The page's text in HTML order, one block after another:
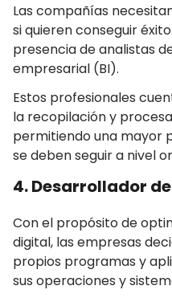
Las compañías
si quieren conseguir
presencia de analistas
empresarial (BI).
Estos profesionales
la recopilación y
permitiendo una mayor
se deben seguir a nivel
4. Desarrollador
Con el propósito de
digital, las empresas
propios programas y
sus operaciones y